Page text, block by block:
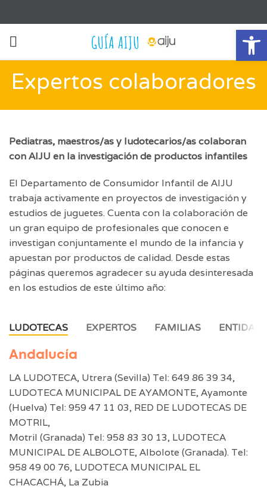
Expertos colaboradores
Pediatras, maestros/as y ludotecarios/as colaboran
con AIJU en la investigación de productos infantiles
El Departamento de Consumidor Infantil de AIJU
trabaja activamente en proyectos de investigación y
estudios de juguetes. Cuenta con la colaboración de
un gran equipo de profesionales que conocen e
investigan conjuntamente el mundo de la infancia y
apuestan por productos de calidad. Desde estas
páginas queremos agradecer su ayuda desinteresada
en los estudios de este último año:
LUDOTECAS EXPERTOS FAMILIAS
Andalucía
LA LUDOTECA, Utrera (Sevilla) Tel: 649 86 39 34,
LUDOTECA MUNICIPAL DE AYAMONTE, Ayamonte
(Huelva) Tel: 959 47 11 03, RED DE LUDOTECAS DE
MOTRIL,
Motril (Granada) Tel: 958 83 30 13, LUDOTECA
MUNICIPAL DE ALBOLOTE, Albolote (Granada). Tel:
958 49 00 76, LUDOTECA MUNICIPAL EL
CHACACHÁ, La Zubia